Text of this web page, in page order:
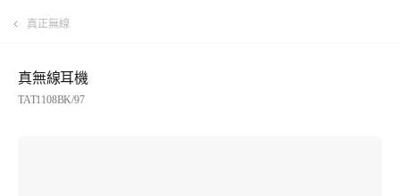
真正無線
真無線耳機
TAT1108BK/97